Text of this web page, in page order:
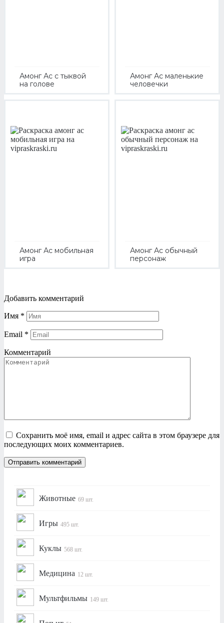
Амонг Ас с тыквой
на голове
Амонг Ас маленькие
человечки
Амонг Ас мобильная
игра
Амонг Ас обычный
персонаж
Добавить комментарий
Имя *
Email *
Комментарий
Сохранить моё имя, email и адрес сайта в этом браузере для
последующих моих комментариев.
Животные 69 шт.
Игры 495 шт.
Куклы 568 шт.
Медицина 12 шт.
Мультфильмы 149 шт.